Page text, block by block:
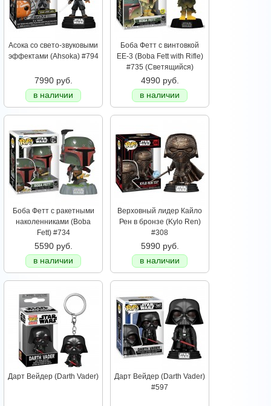
Асока со свето-звуковыми
эффектами (Ahsoka) #794
7990 руб.
в наличии
Боба Фетт с винтовкой
EE-3 (Boba Fett with Rifle)
#735 (Светящийся)
4990 руб.
в наличии
Боба Фетт с ракетными
наколенниками (Boba
Fett) #734
5590 руб.
в наличии
Верховный лидер Кайло
Рен в бронзе (Kylo Ren)
#308
5990 руб.
в наличии
Дарт Вейдер (Darth Vader)
Дарт Вейдер (Darth Vader)
#597